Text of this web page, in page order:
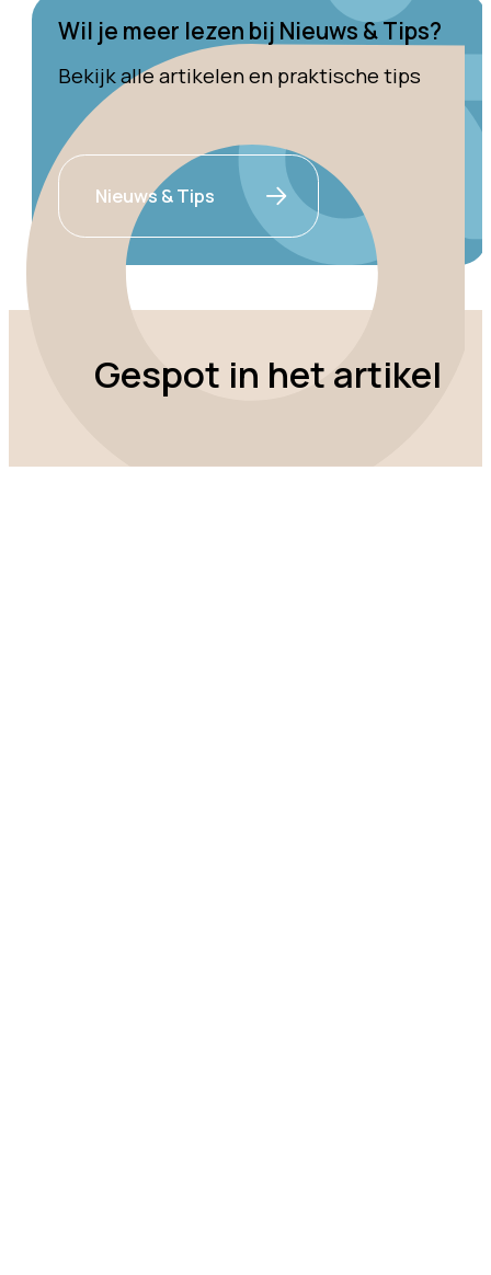
Wil je meer lezen bij Nieuws & Tips?
Bekijk alle artikelen en praktische tips
Nieuws & Tips
Gespot in het artikel